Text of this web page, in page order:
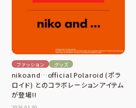
ファッション グッズ
nikoand…official Polaroid (ポラ
ロイド) とのコラボレーションアイテム
が登場!!